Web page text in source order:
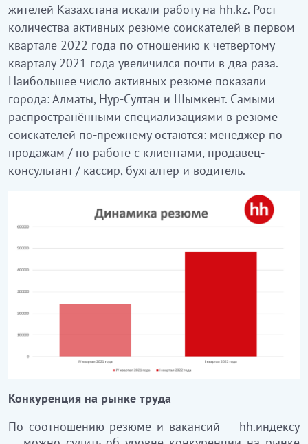
жителей Казахстана искали работу на hh.kz. Рост
количества активных резюме соискателей в первом
квартале 2022 года по отношению к четвертому
кварталу 2021 года увеличился почти в два раза.
Наибольшее число активных резюме показали
города: Алматы, Нур-Султан и Шымкент. Самыми
распространёнными специализациями в резюме
соискателей по-прежнему остаются: менеджер по
продажам / по работе с клиентами, продавец-
консультант / кассир, бухгалтер и водитель.
Конкуренция на рынке труда
По соотношению резюме и вакансий — hh.индексу